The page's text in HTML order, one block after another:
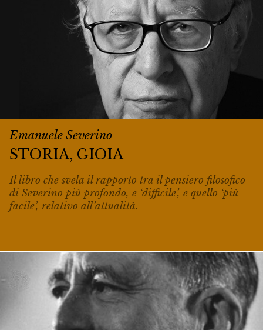
Emanuele Severino
STORIA, GIOIA
Il libro che svela il rapporto tra il pensiero filosofico
di Severino più profondo, e ‘difficile’, e quello ‘più
facile’, relativo all’attualità.